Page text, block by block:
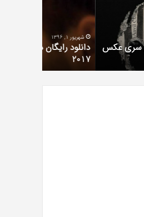
دانلود رایگان دوبله فارسی فیلم با استعداد Gifted
شیرین